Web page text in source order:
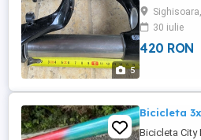
5
Boost
pe bicicleta
upgrade la o
Compatibilă
30 iulie
420 RON
Bicicleta
Bicicleta City